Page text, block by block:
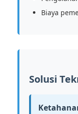
Biaya
Solusi